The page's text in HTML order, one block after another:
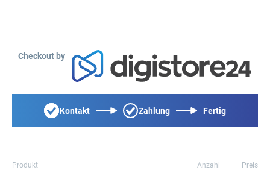
Checkout by
Kontakt Zahlung Fertig
Produkt Anzahl Preis